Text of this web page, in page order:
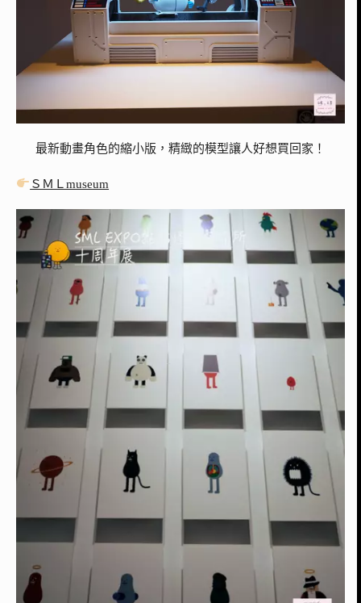
最新動畫角色的縮小版，精緻的模型讓人好想買回家！
ＳＭＬmuseum